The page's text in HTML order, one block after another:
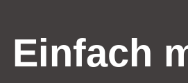
Einfach